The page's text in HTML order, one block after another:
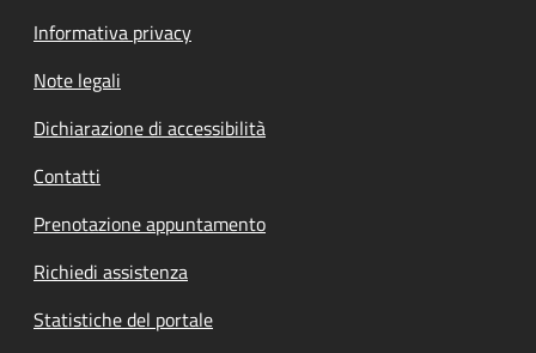
Informativa privacy
Note legali
Dichiarazione di accessibilità
Contatti
Prenotazione appuntamento
Richiedi assistenza
Statistiche del portale